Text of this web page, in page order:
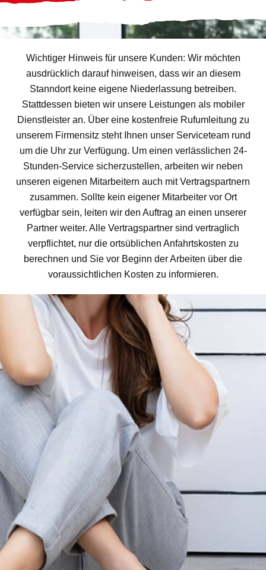
Wichtiger Hinweis für unsere Kunden: Wir möchten
ausdrücklich darauf hinweisen, dass wir an diesem
Stanndort keine eigene Niederlassung betreiben.
Stattdessen bieten wir unsere Leistungen als mobiler
Dienstleister an. Über eine kostenfreie Rufumleitung zu
unserem Firmensitz steht Ihnen unser Serviceteam rund
um die Uhr zur Verfügung. Um einen verlässlichen 24-
Stunden-Service sicherzustellen, arbeiten wir neben
unseren eigenen Mitarbeitern auch mit Vertragspartnern
zusammen. Sollte kein eigener Mitarbeiter vor Ort
verfügbar sein, leiten wir den Auftrag an einen unserer
Partner weiter. Alle Vertragspartner sind vertraglich
verpflichtet, nur die ortsüblichen Anfahrtskosten zu
berechnen und Sie vor Beginn der Arbeiten über die
voraussichtlichen Kosten zu informieren.